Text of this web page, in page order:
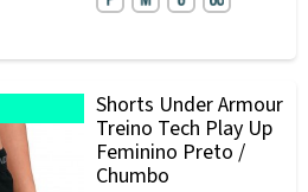
Shorts Under Armour
Treino Tech Play Up
Feminino Preto /
Chumbo